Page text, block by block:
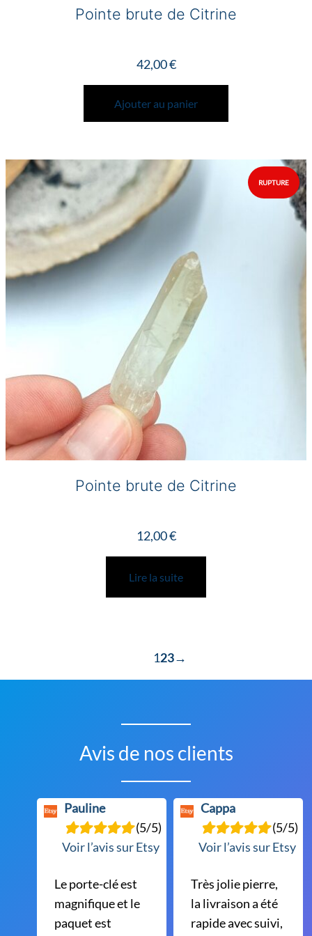
Pointe brute de Citrine
42,00€
Ajouter au panier
Pointe brute de Citrine
12,00€
Lire la suite
123→
Avis de nos clients
Pauline
(5/5)
Voir l’avis sur Etsy
Le porte-clé est
magnifique et le
paquet est
Cappa
(5/5)
Voir l’avis sur Etsy
Très jolie pierre,
la livraison a été
rapide avec suivi,